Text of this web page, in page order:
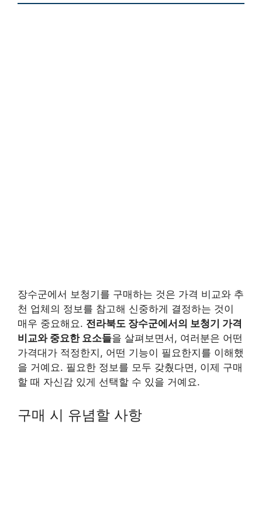
장수군에서 보청기를 구매하는 것은 가격 비교와 추
천 업체의 정보를 참고해 신중하게 결정하는 것이
매우 중요해요. 전라북도 장수군에서의 보청기 가격
비교와 중요한 요소들을 살펴보면서, 여러분은 어떤
가격대가 적정한지, 어떤 기능이 필요한지를 이해했
을 거예요. 필요한 정보를 모두 갖췄다면, 이제 구매
할 때 자신감 있게 선택할 수 있을 거예요.
구매 시 유념할 사항